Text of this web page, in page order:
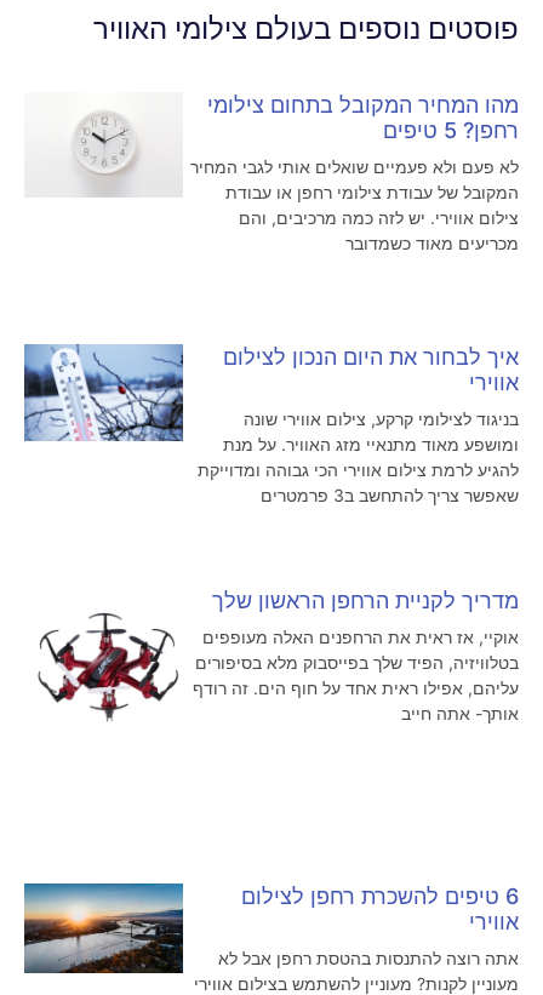
פוסטים נוספים בעולם צילומי האוויר
מהו המחיר המקובל בתחום צילומי
רחפן? 5 טיפים
לא פעם ולא פעמיים שואלים אותי לגבי המחיר
המקובל של עבודת צילומי רחפן או עבודת
צילום אווירי. יש לזה כמה מרכיבים, והם
מכריעים מאוד כשמדובר
איך לבחור את היום הנכון לצילום
אווירי
בניגוד לצילומי קרקע, צילום אווירי שונה
ומושפע מאוד מתנאיי מזג האוויר. על מנת
להגיע לרמת צילום אווירי הכי גבוהה ומדוייקת
שאפשר צריך להתחשב ב3 פרמטרים
מדריך לקניית הרחפן הראשון שלך
אוקיי, אז ראית את הרחפנים האלה מעופפים
בטלוויזיה, הפיד שלך בפייסבוק מלא בסיפורים
עליהם, אפילו ראית אחד על חוף הים. זה רודף
אותך- אתה חייב
6 טיפים להשכרת רחפן לצילום
אווירי
אתה רוצה להתנסות בהטסת רחפן אבל לא
מעוניין לקנות? מעוניין להשתמש בצילום אווירי